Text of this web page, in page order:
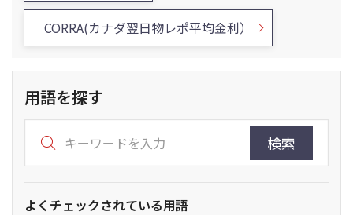
CORRA(カナダ翌日物レポ平均金利）
用語を探す
検索
よくチェックされている用語